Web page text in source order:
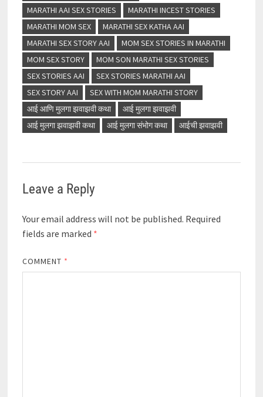
MARATHI AAI SEX STORIES
MARATHI INCEST STORIES
MARATHI MOM SEX
MARATHI SEX KATHA AAI
MARATHI SEX STORY AAI
MOM SEX STORIES IN MARATHI
MOM SEX STORY
MOM SON MARATHI SEX STORIES
SEX STORIES AAI
SEX STORIES MARATHI AAI
SEX STORY AAI
SEX WITH MOM MARATHI STORY
आई आणि मुलगा झवाझवी कथा
आई मुलगा झवाझवी
आई मुलगा झवाझवी कथा
आई मुलगा संभोग कथा आईची झवाझवी
Leave a Reply
Your email address will not be published. Required
fields are marked *
COMMENT *